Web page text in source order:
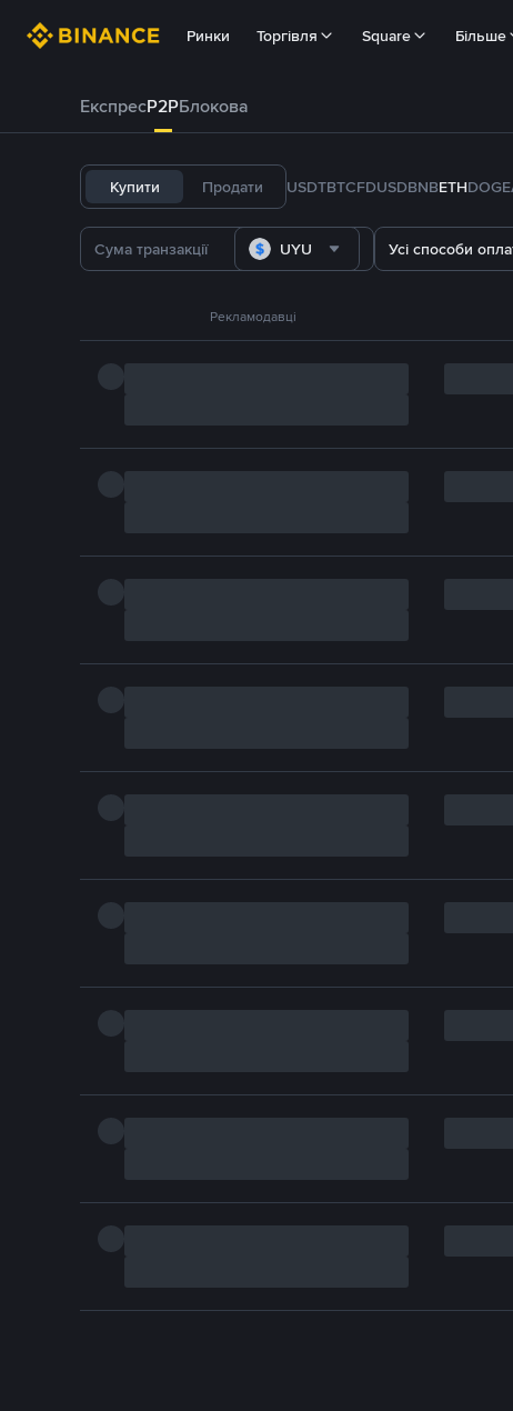
Ринки Торгівля Square Більше
ЕкспресP2PБлокова
Купити Продати USDTBTCFDUSDBNBETHDOGE
UYU Усі способи
Рекламодавці